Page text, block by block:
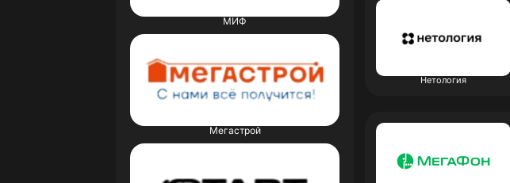
МИФ
Мегастрой
Нетология